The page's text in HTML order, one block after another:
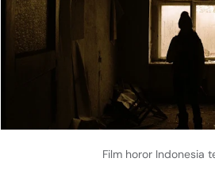
Film horor Indonesia